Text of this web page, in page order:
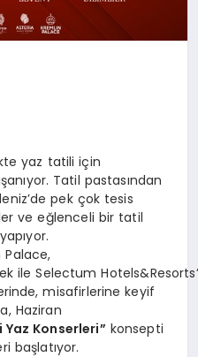
yaz tatili için
Tatil pastasından
pek çok tesis
ve eğlenceli bir tatil
Palace,
ile Selectum
misafirlerine keyif
Haziran
Yaz Konserleri” konsepti
başlatıyor.